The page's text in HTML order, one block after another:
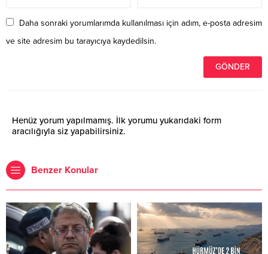
Daha sonraki yorumlarımda kullanılması için adım, e-posta adresim
ve site adresim bu tarayıcıya kaydedilsin.
Henüz yorum yapılmamış. İlk yorumu yukarıdaki form
aracılığıyla siz yapabilirsiniz.
Benzer Konular